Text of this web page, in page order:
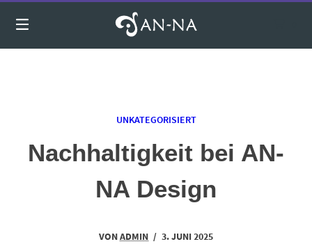
Springen
Inhalt
UNKATEGORISIERT
Nachhaltigkeit bei AN-
NA Design
VONADMIN / 3. JUNI 2025